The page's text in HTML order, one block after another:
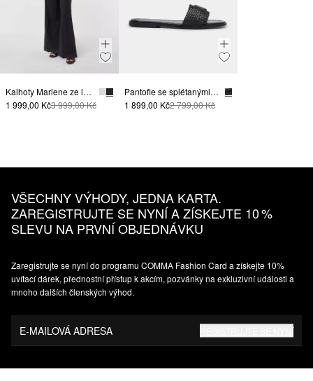
Kalhoty Marlene ze lnu, s rozparky na spodním okraji
1 999,00 Kč3 999,00 Kč
Pantofle se splétanými detaily
1 899,00 Kč2 799,00 Kč
VŠECHNY VÝHODY, JEDNA KARTA.
ZAREGISTRUJTE SE NYNÍ A ZÍSKEJTE 10 %
SLEVU NA PRVNÍ OBJEDNÁVKU
Zaregistrujte se nyní do programu COMMA Fashion Card a získejte 10%
uvítací dárek, přednostní přístup k akcím, pozvánky na exkluzivní události a
mnoho dalších členských výhod.
E-MAILOVÁ ADRESA